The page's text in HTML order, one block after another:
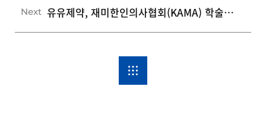
Next 유유제약, 재미한인의사협회(KAMA) 학술대회 후원